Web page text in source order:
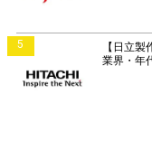
5
【日立
業界・年